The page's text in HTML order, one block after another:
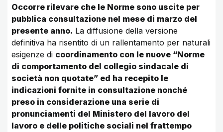
Occorre rilevare che le Norme sono uscite per
pubblica consultazione nel mese di marzo del
presente anno. La diffusione della versione
definitiva ha risentito di un rallentamento per naturali
esigenze di coordinamento con le nuove “Norme
di comportamento del collegio sindacale di
società non quotate” ed ha recepito le
indicazioni fornite in consultazione nonché
preso in considerazione una serie di
pronunciamenti del Ministero del lavoro del
lavoro e delle politiche sociali nel frattempo